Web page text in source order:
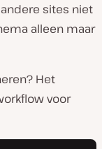
sites niet
alleen maar
Het
voor